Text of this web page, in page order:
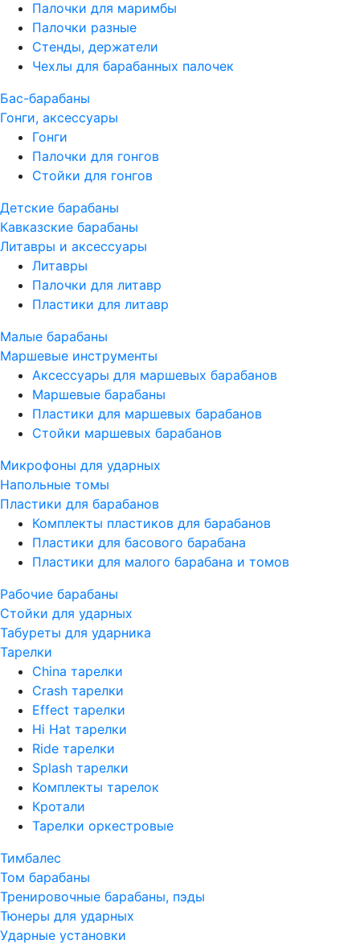
Палочки для маримбы
Палочки разные
Стенды, держатели
Чехлы для барабанных палочек
Бас-барабаны
Гонги, аксессуары
Гонги
Палочки для гонгов
Стойки для гонгов
Детские барабаны
Кавказские барабаны
Литавры и аксессуары
Литавры
Палочки для литавр
Пластики для литавр
Малые барабаны
Маршевые инструменты
Аксессуары для маршевых барабанов
Маршевые барабаны
Пластики для маршевых барабанов
Стойки маршевых барабанов
Микрофоны для ударных
Напольные томы
Пластики для барабанов
Комплекты пластиков для барабанов
Пластики для басового барабана
Пластики для малого барабана и томов
Рабочие барабаны
Стойки для ударных
Табуреты для ударника
Тарелки
China тарелки
Crash тарелки
Effect тарелки
Hi Hat тарелки
Ride тарелки
Splash тарелки
Комплекты тарелок
Кротали
Тарелки оркестровые
Тимбалес
Том барабаны
Тренировочные барабаны, пэды
Тюнеры для ударных
Ударные установки